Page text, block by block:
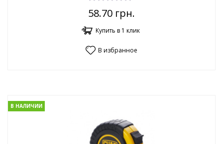
58.70 грн.
Купить в 1 клик
В избранное
В НАЛИЧИИ